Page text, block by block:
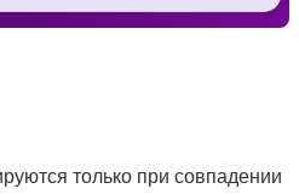
только при совпадении